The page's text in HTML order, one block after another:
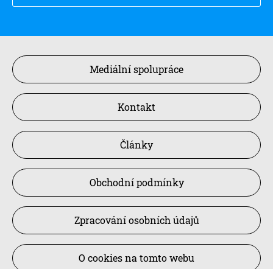
Mediální spolupráce
Kontakt
Články
Obchodní podmínky
Zpracování osobních údajů
O cookies na tomto webu